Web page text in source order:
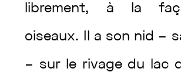
librement, à la
oiseaux. a son nid –
– sur le rivage du lac